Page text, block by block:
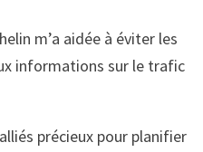
m’a aidée à éviter les
informations sur le trafic
précieux pour planifier